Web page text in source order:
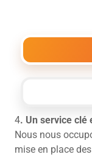
4. Un service clé
Nous nous
mise en place